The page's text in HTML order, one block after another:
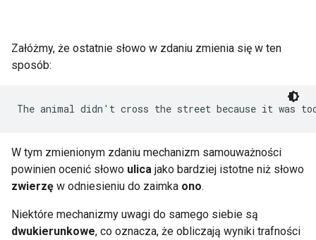
Załóżmy, że ostatnie słowo w zdaniu zmienia się w ten
sposób:
W tym zmienionym zdaniu mechanizm samouważności
powinien ocenić słowo ulica jako bardziej istotne niż słowo
zwierzę w odniesieniu do zaimka ono.
Niektóre mechanizmy uwagi do samego siebie są
dwukierunkowe, co oznacza, że obliczają wyniki trafności